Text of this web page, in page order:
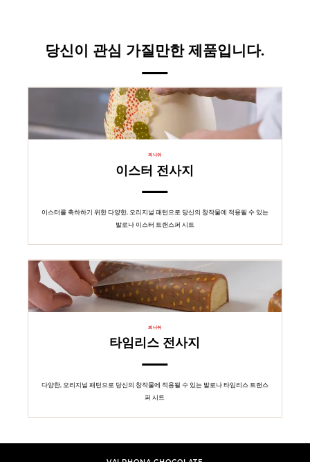
당신이 관심 가질만한 제품입니다.
피니쉬
이스터 전사지
이스터를 축하하기 위한 다양한, 오리지널 패턴으로 당신의 창작물에 적용될 수 있는
발로나 이스터 트랜스퍼 시트
피니쉬
타임리스 전사지
다양한, 오리지널 패턴으로 당신의 창작물에 적용될 수 있는 발로나 타임리스 트랜스
퍼 시트